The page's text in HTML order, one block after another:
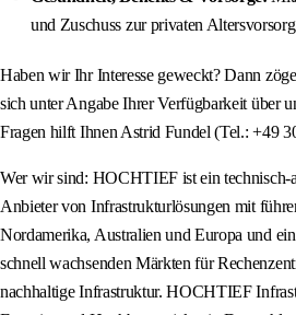
und Zuschuss zur privaten
Haben wir Ihr Interesse geweckt? Dann
sich unter Angabe Ihrer Verfügbarkeit über
Fragen hilft Ihnen Astrid Fundel (Tel.: +49
Wer wir sind: HOCHTIEF ist ein technisch-
Anbieter von Infrastrukturlösungen mit
Nordamerika, Australien und Europa und
schnell wachsenden Märkten für
nachhaltige Infrastruktur. HOCHTIEF